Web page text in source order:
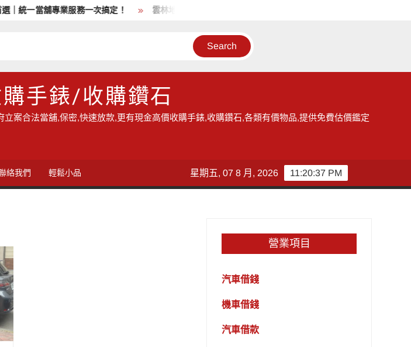
一當舖專業服務一次搞定！ 雲林地區的收購手錶服務,讓您獲得現金高價雲林收購手錶的機會
手錶/收購鑽石
案合法當舖,保密,快速放款,更有現金高價收購手錶,收購鑽石,各類有價物品,提供免費估價鑑定
絡我們 輕鬆小品 11:20:38 PM
星期五, 07 8 月, 2026
營業項目
汽車借錢
機車借錢
汽車借款